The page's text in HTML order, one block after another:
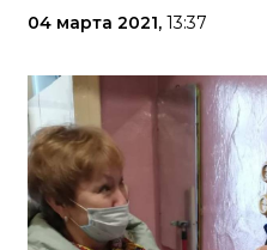
04 марта 2021, 13:37